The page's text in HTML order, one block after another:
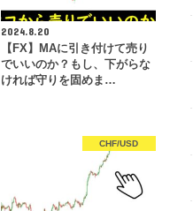
2024.8.20
【FX】MAに引き付けて売り
でいいのか？もし、下がらな
ければ守りを固めま…
CHF/USD